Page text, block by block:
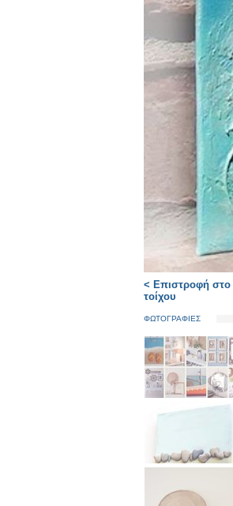
< Επιστροφή στο
τοίχου
ΦΩΤΟΓΡΑΦΙΕΣ